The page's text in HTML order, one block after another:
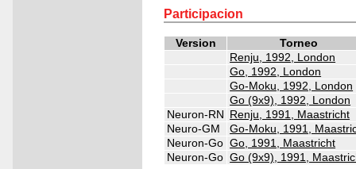
Participacion
Version
Torneo
Renju, 1992, London
Go, 1992, London
Go-Moku, 1992, London
Go (9x9), 1992, London
Neuron-RN Renju, 1991, Maastricht
Neuro-GM
Go-Moku, 1991,
Neuron-Go Go, 1991, Maastricht
Neuron-Go Go (9x9), 1991,